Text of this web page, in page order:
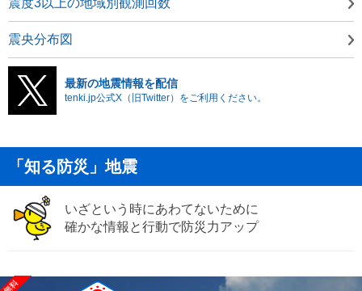
震央分布図
最新の地震情報を配信
tenki.jp公式X（旧Twitter）をご利用ください。
「知る防災」地震
いざという時にあわてないために
確かな情報と行動で防災力アップ